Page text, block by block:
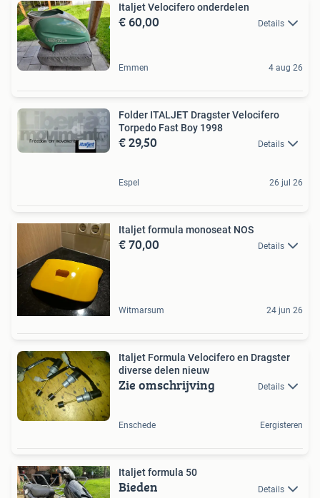
Italjet Velocifero onderdelen
€ 60,00 Details
Emmen 4 aug 26
Folder ITALJET Dragster Velocifero
Torpedo Fast Boy 1998
€ 29,50 Details
Espel 26 jul 26
Italjet formula monoseat NOS
€ 70,00 Details
Witmarsum 24 jun 26
Italjet Formula Velocifero en Dragster
diverse delen nieuw
Zie omschrijving Details
Enschede Eergisteren
Italjet formula 50
Bieden Details